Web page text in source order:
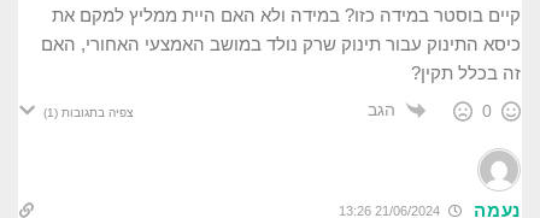
קיים בוסטר במידה כזו? במידה ולא האם היית ממליץ למקם את
כיסא התינוק עבור תינוק שרק נולד במושב האמצעי האחורי, האם
זה בכלל תקין?
0 הגב צפיה בתגובות (1)
נעמה